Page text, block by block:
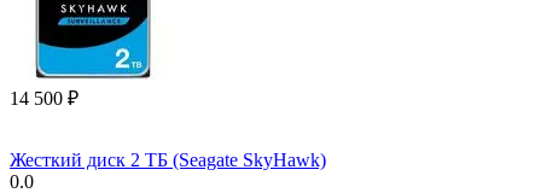
14 500 ₽
Жесткий диск 2 ТБ (Seagate SkyHawk)
0.0